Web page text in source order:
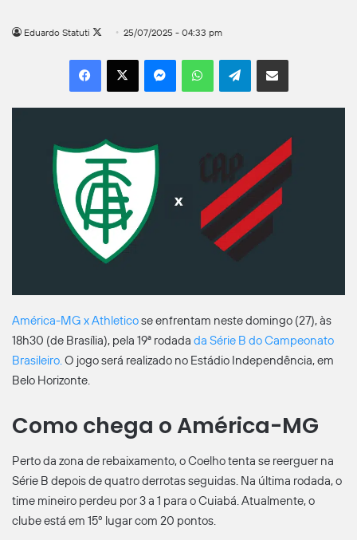
Eduardo Statuti
Follow25/07/2025 - 04:33 pm
Facebook
X MessengerWhatsAppTelegramCompartilhar por e-mail
América-MG x Athleticose enfrentam neste domingo (27), às
18h30 (de Brasília), pela 19ª rodada da Série B do Campeonato
Brasileiro.O jogo será realizado no Estádio Independência, em
Belo Horizonte.
Como chega o América-MG
Perto da zona de rebaixamento, o Coelho tenta se reerguer na
Série B depois de quatro derrotas seguidas. Na última rodada, o
time mineiro perdeu por 3 a 1 para o Cuiabá. Atualmente, o
clube está em 15º lugar com 20 pontos.